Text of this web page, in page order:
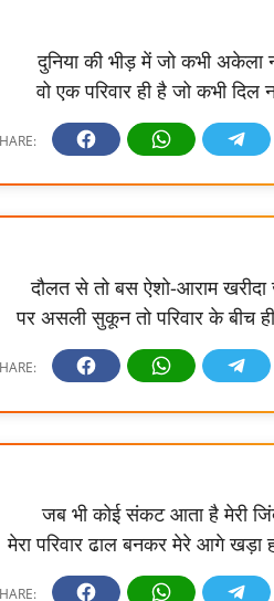
दुनिया की भीड़ में जो कभी अकेला
वो एक परिवार ही है जो कभी दिल
दौलत से तो बस ऐशो-आराम खरीदा
पर असली सुकून तो परिवार के बीच
जब भी कोई संकट आता है मेरी
मेरा परिवार ढाल बनकर मेरे आगे खड़ा